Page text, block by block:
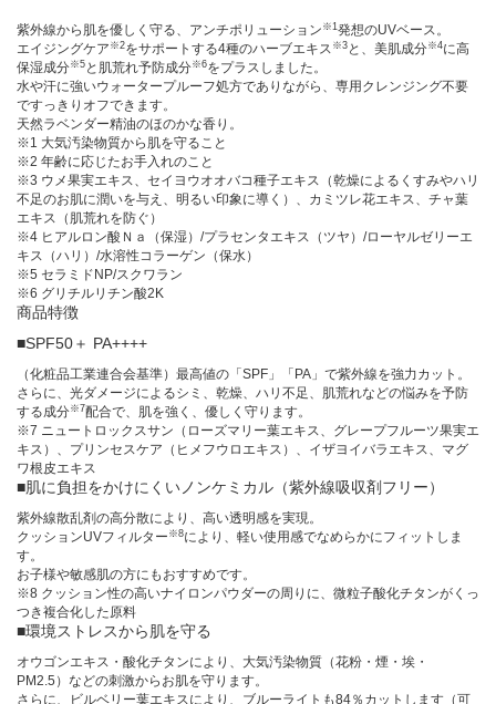
紫外線から肌を優しく守る、アンチポリューション ※1 発想のUVベース。
エイジングケア ※2をサポートする4種のハーブエキス ※3 と、美肌成分※4に高
保湿成分※5 と肌荒れ予防成分※6をプラスしました。
水や汗に強いウォータープルーフ処方でありながら、専用クレンジング不要
ですっきりオフできます。
天然ラベンダー精油のほのかな香り。
※1 大気汚染物質から肌を守ること
※2 年齢に応じたお手入れのこと
※3 ウメ果実エキス、セイヨウオオバコ種子エキス（乾燥によるくすみやハリ
不足のお肌に潤いを与え、明るい印象に導く）、カミツレ花エキス、チャ葉
エキス（肌荒れを防ぐ）
※4 ヒアルロン酸Ｎａ（保湿）/プラセンタエキス（ツヤ）/ローヤルゼリーエ
キス（ハリ）/水溶性コラーゲン（保水）
※5 セラミドNP/スクワラン
※6 グリチルリチン酸2K
商品特徴
■SPF50＋ PA++++
（化粧品工業連合会基準）最高値の「SPF」「PA」で紫外線を強力カット。
さらに、光ダメージによるシミ、乾燥、ハリ不足、肌荒れなどの悩みを予防
する成分※7配合で、肌を強く、優しく守ります。
※7 ニュートロックスサン（ローズマリー葉エキス、グレープフルーツ果実エ
キス）、プリンセスケア（ヒメフウロエキス）、イザヨイバラエキス、マグ
ワ根皮エキス
■肌に負担をかけにくいノンケミカル（紫外線吸収剤フリー）
紫外線散乱剤の高分散により、高い透明感を実現。
クッションUVフィルター ※8により、軽い使用感でなめらかにフィットしま
す。
お子様や敏感肌の方にもおすすめです。
※8 クッション性の高いナイロンパウダーの周りに、微粒子酸化チタンがくっ
つき複合化した原料
■環境ストレスから肌を守る
オウゴンエキス・酸化チタンにより、大気汚染物質（花粉・煙・埃・
PM2.5）などの刺激からお肌を守ります。
さらに、ビルベリー葉エキスにより、ブルーライトも84％カットします（可